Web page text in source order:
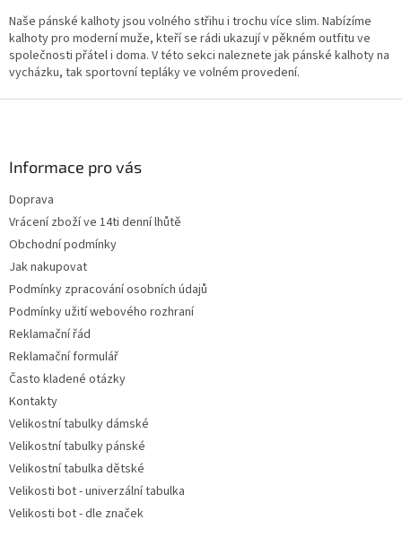
a
c
í
p
v
á
n
Naše pánské kalhoty jsou volného střihu i trochu více slim. Nabízíme
kalhoty pro moderní muže, kteří se rádi ukazují v pěkném outfitu ve
společnosti přátel i doma. V této sekci naleznete jak pánské kalhoty na
vycházku, tak sportovní tepláky ve volném provedení.
Informace pro vás
Doprava
Vrácení zboží ve 14ti denní lhůtě
Obchodní podmínky
Jak nakupovat
Podmínky zpracování osobních údajů
Podmínky užití webového rozhraní
Reklamační řád
Reklamační formulář
Často kladené otázky
Kontakty
Velikostní tabulky dámské
Velikostní tabulky pánské
Velikostní tabulka dětské
Velikosti bot - univerzální tabulka
Velikosti bot - dle značek